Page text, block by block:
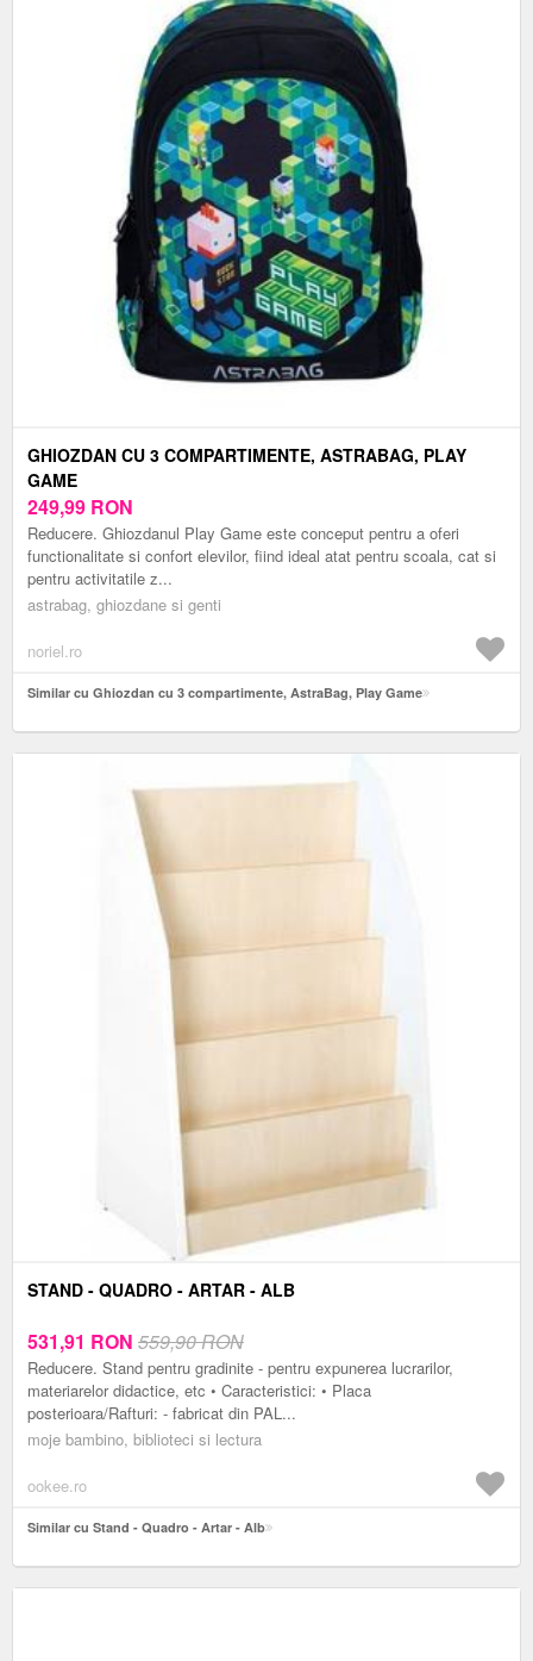
GHIOZDAN CU 3 COMPARTIMENTE, ASTRABAG, PLAY
GAME
249,99 RON
Reducere. Ghiozdanul Play Game este conceput pentru a oferi
functionalitate si confort elevilor, fiind ideal atat pentru scoala, cat si
pentru activitatile z...
astrabag, ghiozdane si genti
noriel.ro
Similar cu Ghiozdan cu 3 compartimente, AstraBag, Play Game
STAND - QUADRO - ARTAR - ALB
531,91 RON 559,90 RON
Reducere. Stand pentru gradinite - pentru expunerea lucrarilor,
materiarelor didactice, etc • Caracteristici: • Placa
posterioara/Rafturi: - fabricat din PAL...
moje bambino, biblioteci si lectura
ookee.ro
Similar cu Stand - Quadro - Artar - Alb